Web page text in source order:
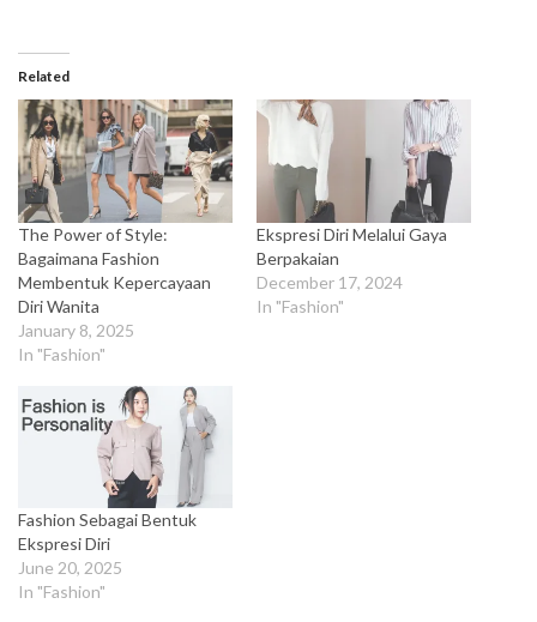
Related
The Power of Style:
Bagaimana Fashion
Membentuk Kepercayaan
Diri Wanita
January 8, 2025
In "Fashion"
Ekspresi Diri Melalui Gaya
Berpakaian
December 17, 2024
In "Fashion"
Fashion Sebagai Bentuk
Ekspresi Diri
June 20, 2025
In "Fashion"